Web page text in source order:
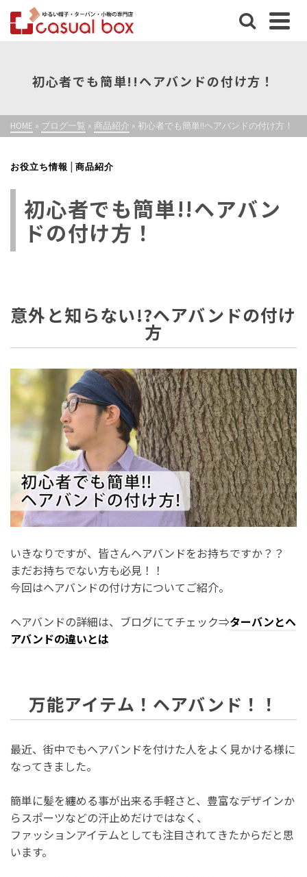
初心者でも簡単!!ヘアバンドの付け方！
HOME » ブログ一覧 » 商品紹介 » 初心者でも簡単!!ヘアバンドの付け方！
お役立ち情報 | 商品紹介
初心者でも簡単!!ヘアバン
ドの付け方！
意外と知らない!?ヘアバンドの付け
方
いきなりですが、皆さんヘアバンドをお持ちですか？？
まだお持ちでない方も必見！！
今回はヘアバンドの付け方についてご紹介。
ヘアバンドの詳細は、ブログにてチェック⇒ターバンとヘ
アバンドの違いとは
万能アイテム！ヘアバンド！！
最近、街中でもヘアバンドを付けた人をよく見かける様に
なってきました。
簡単に髪を纏める事が出来る手軽さと、豊富なデザインか
らスポーツなどの汗止めだけではなく、
ファッションアイテムとしても注目されてきたからだと思
います。